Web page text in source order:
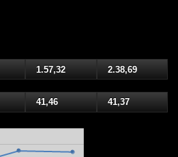
1.57,32 2.38,69
41,46 41,37